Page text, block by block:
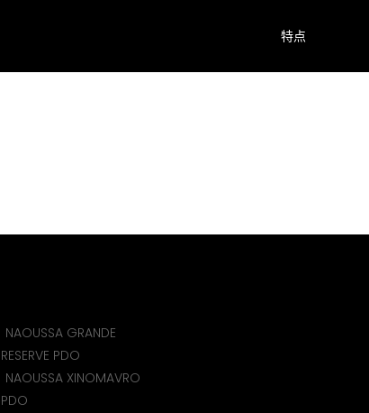
特点
NAOUSSA GRANDE
RESERVE PDO
NAOUSSA XINOMAVRO
PDO